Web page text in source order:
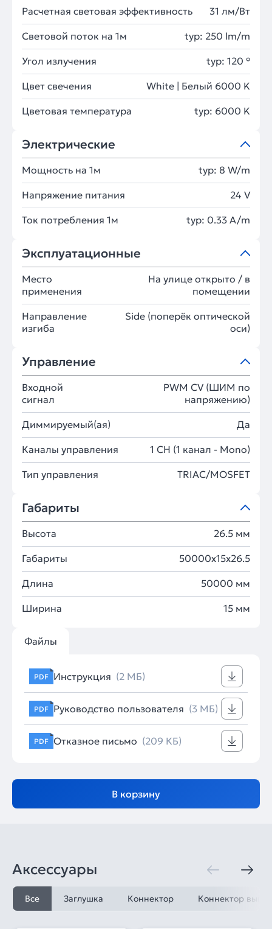
Расчетная световая эффективность 31 лм/Вт
Световой поток на 1м typ: 250 lm/m
Угол излучения typ: 120 °
Цвет свечения White | Белый 6000 K
Цветовая температура typ: 6000 K
Электрические
Мощность на 1м typ: 8 W/m
Напряжение питания 24 V
Ток потребления 1м typ: 0.33 A/m
Эксплуатационные
Место
применения
На улице открыто / в
помещении
Направление
изгиба
Side (поперёк оптической
оси)
Управление
Входной
сигнал
PWM СV (ШИМ по
напряжению)
Диммируемый(ая) Да
Каналы управления 1 CH (1 канал - Mono)
Тип управления TRIAC/MOSFET
Габариты
Высота 26.5 мм
Габариты 50000x15x26.5
Длина 50000 мм
Ширина 15 мм
Файлы
PDF Инструкция (2 МБ)
PDF Руководство пользователя (3 МБ)
PDF Отказное письмо (209 КБ)
В корзину
Аксессуары
Все Заглушка Коннектор Коннектор